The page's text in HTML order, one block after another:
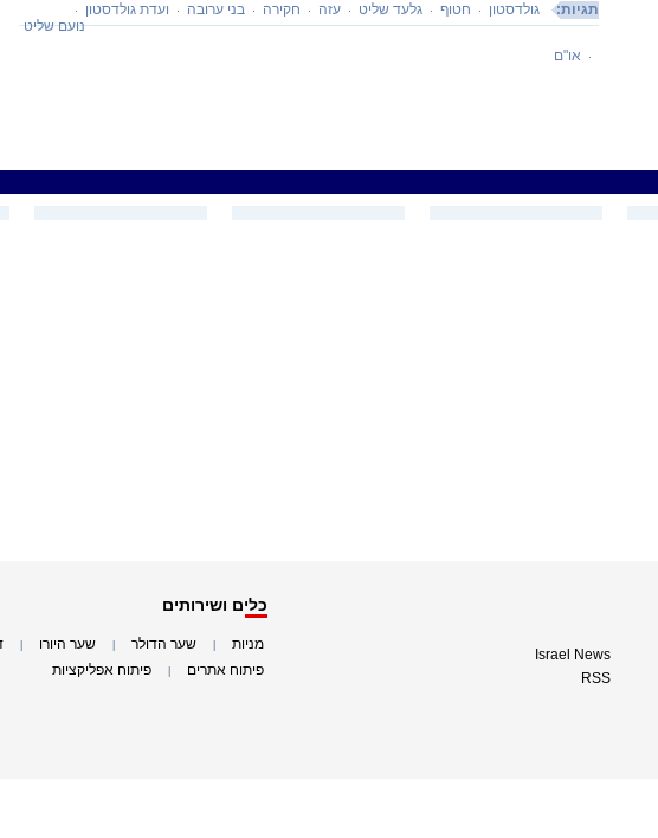
תגיות: גולדסטון חטוף גלעד שליט עזה חקירה בני ערובה
ועדת גולדסטון
נועם שליט
או"ם
Israel News
RSS
כלים ושירותים
מניות שער הדולר שער היורו
פיתוח אתרים פיתוח אפליקציות